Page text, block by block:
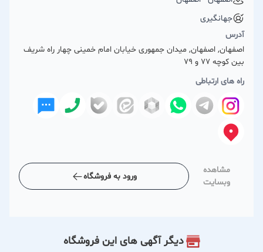
جهانگیری
آدرس
اصفهان, اصفهان, میدان جمهوری خیابان امام خمینی چهار راه شریف
بین کوچه 77 و 79
راه های ارتباطی
مشاهده
وبسایت
ورود به فروشگاه
دیگر آگهی های این فروشگاه